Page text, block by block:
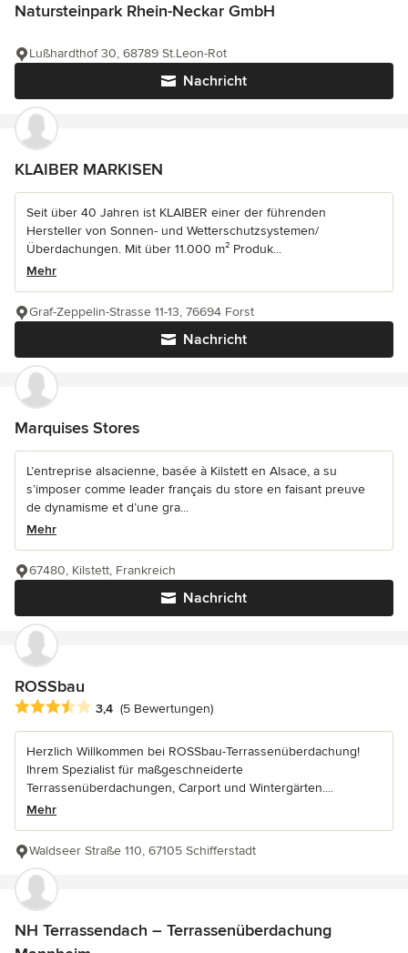
Natursteinpark Rhein-Neckar GmbH
Nachricht
Lußhardthof 30, 68789 St.Leon-Rot
KLAIBER MARKISEN
Seit über 40 Jahren ist KLAIBER einer der führenden
Hersteller von Sonnen- und Wetterschutzsystemen/
Überdachungen. Mit über 11.000 m² Produk...
Mehr
Nachricht
Graf-Zeppelin-Strasse 11-13, 76694 Forst
Marquises Stores
L’entreprise alsacienne, basée à Kilstett en Alsace, a su
s’imposer comme leader français du store en faisant preuve
de dynamisme et d’une gra...
Mehr
Nachricht
67480, Kilstett, Frankreich
ROSSbau
Durchschnittliche Bewertung: 3.4 von 5 Sternen
3,4 (5 Bewertungen)
Herzlich Willkommen bei ROSSbau-Terrassenüberdachung!
Ihrem Spezialist für maßgeschneiderte
Terrassenüberdachungen, Carport und Wintergärten....
Mehr
Waldseer Straße 110, 67105 Schifferstadt
NH Terrassendach – Terrassenüberdachung